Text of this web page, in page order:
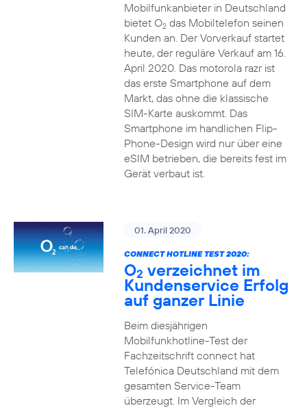
Mobilfunkanbieter in Deutschland
bietet O2das Mobiltelefon seinen
Kunden an. Der Vorverkauf startet
heute, der reguläre Verkauf am 16.
April 2020. Das motorola razr ist
das erste Smartphone auf dem
Markt, das ohne die klassische
SIM-Karte auskommt. Das
Smartphone im handlichen Flip-
Phone-Design wird nur über eine
eSIM betrieben, die bereits fest im
Gerät verbaut ist.
01. April 2020
CONNECT HOTLINE TEST 2020:
O2 verzeichnet im
Kundenservice Erfolg
auf ganzer Linie
Beim diesjährigen
Mobilfunkhotline-Test der
Fachzeitschrift connect hat
Telefónica Deutschland mit dem
gesamten Service-Team
überzeugt. Im Vergleich der